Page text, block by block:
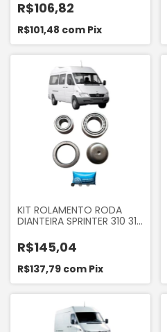
K2400 K2500 8V 2005...
K2700 BESTA 2.2 2.7 CERES
SPRINTER 310 311 312 313 412
413 CDI
R$106,82
R$101,48 com Pix
KIT ROLAMENTO RODA
DIANTEIRA SPRINTER 310 311
R$145,04
R$137,79 com Pix